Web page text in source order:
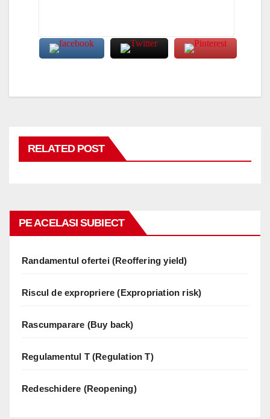
RELATED POST
PE ACELASI SUBIECT
Randamentul ofertei (Reoffering yield)
Riscul de expropriere (Expropriation risk)
Rascumparare (Buy back)
Regulamentul T (Regulation T)
Redeschidere (Reopening)